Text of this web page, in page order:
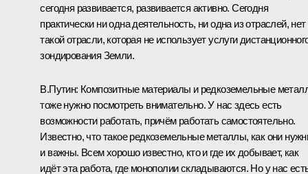
сегодня развивается, развивается активно. Сегодня
практически ни одна деятельность, ни одна из отраслей, нет
такой отрасли, которая не использует услуги
зондирования Земли.
В.Путин: Композитные материалы и редкоземельные
тоже нужно посмотреть внимательно. У нас здесь есть
возможности работать, причём работать самостоятельно.
Известно, что такое редкоземельные металлы, как они
и важны. Всем хорошо известно, кто и где их добывает, как
идёт эта работа, где монополии складываются. Но у нас